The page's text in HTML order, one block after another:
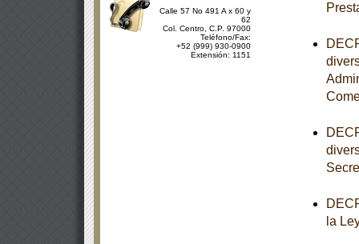
Calle 57 No 491 A x 60 y
62
Col. Centro, C.P. 97000
Teléfono/Fax:
+52 (999) 930-0900
Extensión: 1151
la